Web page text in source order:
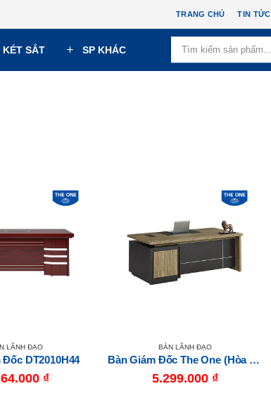
TRANG CHỦ TIN TỨC
KÉT SẮT SP KHÁC
LÃNH ĐẠO
Đốc DT2010H44
₫
BÀN LÃNH ĐẠO
Bàn Giám Đốc The One (Hòa Phát) LUXB1890V8
5.299.000 ₫